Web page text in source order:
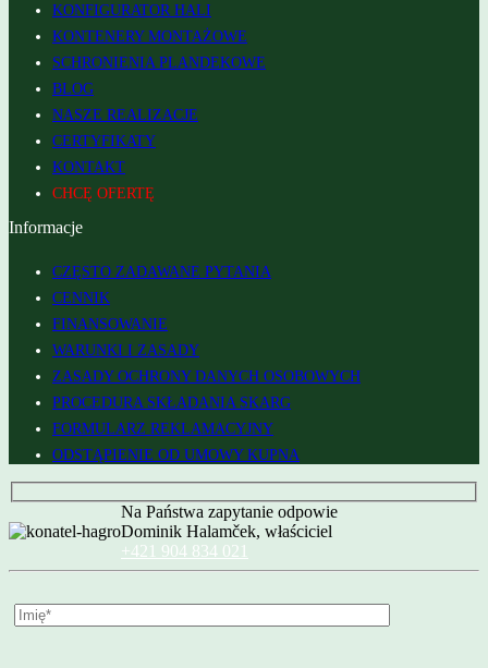
KONFIGURATOR HALI
KONTENERY MONTAŻOWE
SCHRONIENIA PLANDEKOWE
BLOG
NASZE REALIZACJE
CERTYFIKATY
KONTAKT
CHCĘ OFERTĘ
Informacje
CZĘSTO ZADAWANE PYTANIA
CENNIK
FINANSOWANIE
WARUNKI I ZASADY
ZASADY OCHRONY DANYCH OSOBOWYCH
PROCEDURA SKŁADANIA SKARG
FORMULARZ REKLAMACYJNY
ODSTĄPIENIE OD UMOWY KUPNA
Na Państwa zapytanie odpowie
Dominik Halamček, właściciel
+421 904 834 021